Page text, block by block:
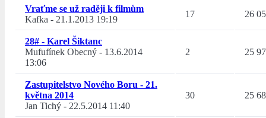
Vraťme se už raději k filmům
Kafka - 21.1.2013 19:19
17 26
28# - Karel Šiktanc
Mufufínek Obecný - 13.6.2014
13:06
2 25
Zastupitelstvo Nového Boru - 21.
května 2014
Jan Tichý - 22.5.2014 11:40
30 25